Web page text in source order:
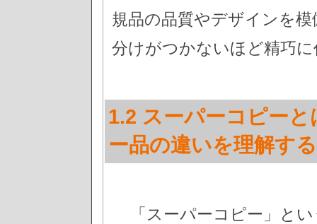
規品の品質やデザインを
分けがつかないほど精巧
1.2 スーパーコピー
ー品の違いを理解す
「スーパーコピー」と